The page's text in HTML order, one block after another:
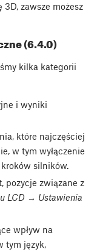
3D, zawsze możesz
(6.4.0)
kilka kategorii
i wyniki
które najczęściej
w tym wyłączenie
silników.
pozycje związane z
LCD → Ustawienia
wpływ na
tym język,